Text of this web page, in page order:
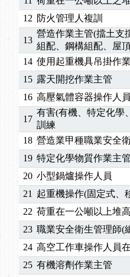
12 防火管理人複訓
13
營造作業主管(擋土支
組配、鋼構組配、屋
14 使用起重機具吊掛作
15 露天開挖作業主管
16 高壓氣體容器操作人員
17
有害(有機、特定化學
訓練
18 營造業甲種職業安全
19 特定化學物質作業主管
20 小型鍋爐操作人員
21
起重機操作(固定式、
22 荷重在一公噸以上堆
23 職業安全衛生管理師(
24 高空工作車操作人員
25 有機溶劑作業主管